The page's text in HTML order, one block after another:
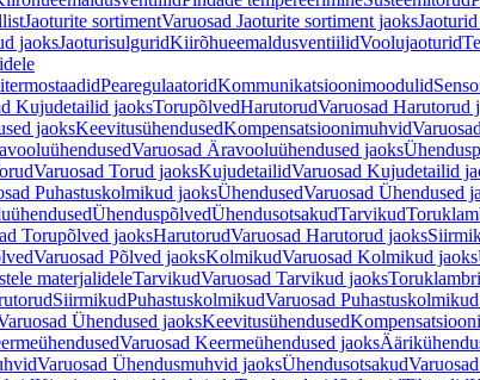
Jaoturite sortimentVaruosad Jaoturite sortiment jaoks
jaoksJaoturisulguridKiirõhueemaldusventiilidVoolujaoturid
PearegulaatoridKommunikatsioonimoodulid
Kujudetailid jaoksTorupõlvedHarutorudVaruosad Harutorud
jaoksKeevitusühendusedKompensatsioonimuhvid
Varuosad Äravooluühendused jaoks
Varuosad Torud jaoksKujudetailidVaruosad Kujudetailid
Puhastuskolmikud jaoksÜhendusedVaruosad Ühendused
ÜhenduspõlvedÜhendusotsakudTarvikud
Torupõlved jaoksHarutorudVaruosad Harutorud jaoks
Varuosad Põlved jaoksKolmikudVaruosad Kolmikud jaoks
materjalideleTarvikudVaruosad Tarvikud jaoks
SiirmikudPuhastuskolmikudVaruosad
Ühendused jaoksKeevitusühendused
Varuosad Keermeühendused jaoks
Varuosad Ühendusmuhvid jaoksÜhendusotsakud